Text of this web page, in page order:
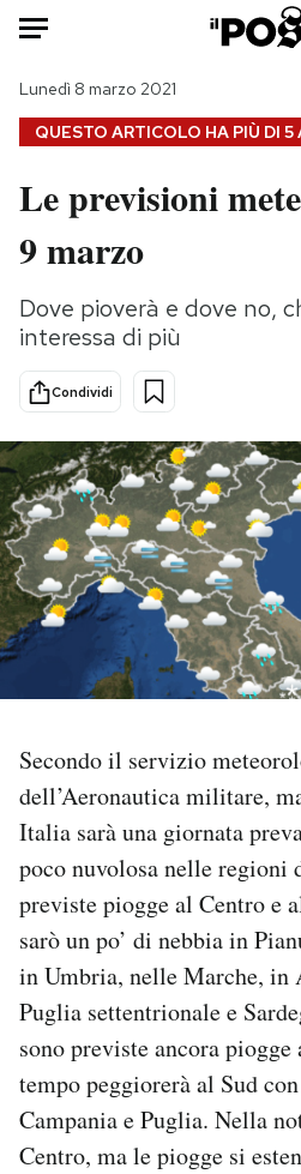
HOME
Italia
Politica
Tecnologia
Internet
Scienza
Cultura
Economia
Sport
PODCAST
NEWSLETTER
SHOP
CALENDARIO
AREA PERSONALE
Newsletter
Notifiche mobile
Regala il Post
Hai bisogno di aiuto?
QUESTO ARTICOLO HA PIÙ DI 5
Lunedì 8 marzo 2021
Le previsioni
9 marzo
Dove pioverà e dove no,
interessa di più
Condividi
Secondo il servizio
dell’Aeronautica militare,
Italia sarà una giornata
poco nuvolosa nelle regioni
previste piogge al Centro e
sarò un po’ di nebbia in
in Umbria, nelle Marche, in
Puglia settentrionale e
sono previste ancora
tempo peggiorerà al Sud
Campania e Puglia. Nella
Centro, ma le piogge si